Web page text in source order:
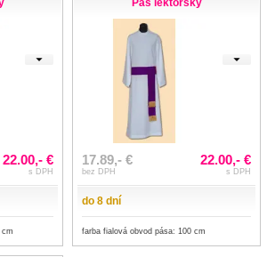
22.00,- €
s DPH
cm
Pás lektorský
17.89,- €
bez DPH
22.00,- €
s DPH
do 8 dní
farba fialová obvod pása: 100 cm